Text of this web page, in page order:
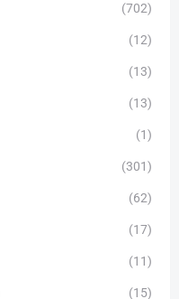
(702)
(12)
(13)
(13)
(1)
(301)
(62)
(17)
(11)
(15)